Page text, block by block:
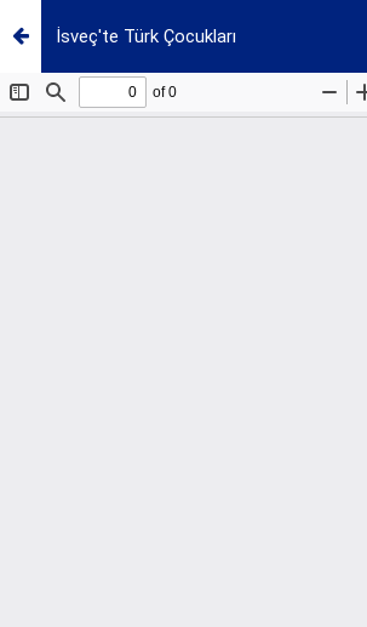
İsveç'te Türk Çocukları